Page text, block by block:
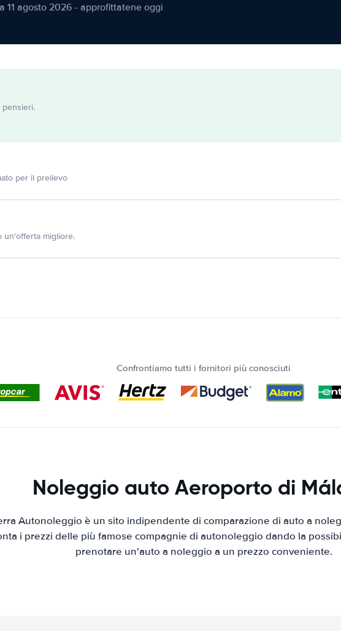
11 agosto 2026 - approfittatene oggi
pensieri.
per il prelievo
un'offerta migliore.
Confrontiamo tutti i fornitori più conosciuti
Noleggio auto Aeroporto di
Autonoleggio è un sito indipendente di comparazione di auto a
i prezzi delle più famose compagnie di autonoleggio dando la
prenotare un'auto a noleggio a un prezzo conveniente.